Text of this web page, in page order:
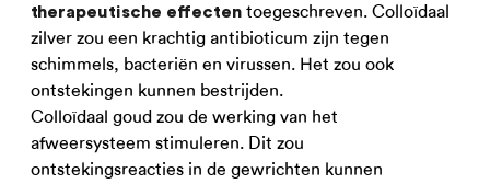
therapeutische effecten toegeschreven. Colloïdaal
zilver zou een krachtig antibioticum zijn tegen
schimmels, bacteriën en virussen. Het zou ook
ontstekingen kunnen bestrijden.
Colloïdaal goud zou de werking van het
afweersysteem stimuleren. Dit zou
ontstekingsreacties in de gewrichten kunnen